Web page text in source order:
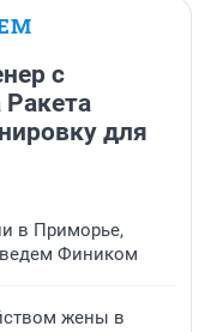
с
для
в Приморье,
Фиником
жены в